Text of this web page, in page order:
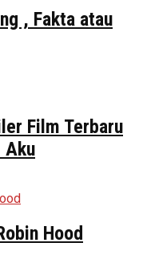
, Fakta atau
Film Terbaru
Aku
Hood